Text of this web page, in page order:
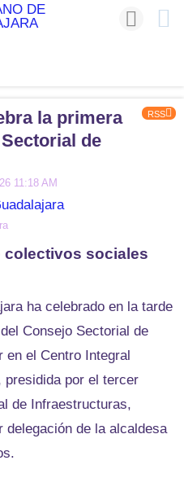
RSS
la primera
de
11:18 AM
colectivos sociales
ha celebrado en la tarde
Consejo Sectorial de
en el Centro Integral
presidida por el tercer
de Infraestructuras,
delegación de la alcaldesa